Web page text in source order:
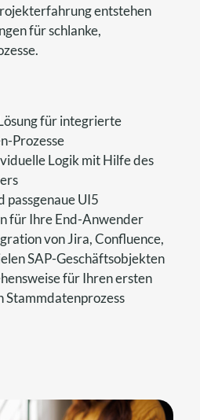
entstehen
für schlanke,
für integrierte
Prozesse
Logik mit Hilfe des
passgenaue UI5
für Ihre End-Anwender
von Jira, Confluence,
SAP-Geschäftsobjekten
für Ihren ersten
Stammdatenprozess